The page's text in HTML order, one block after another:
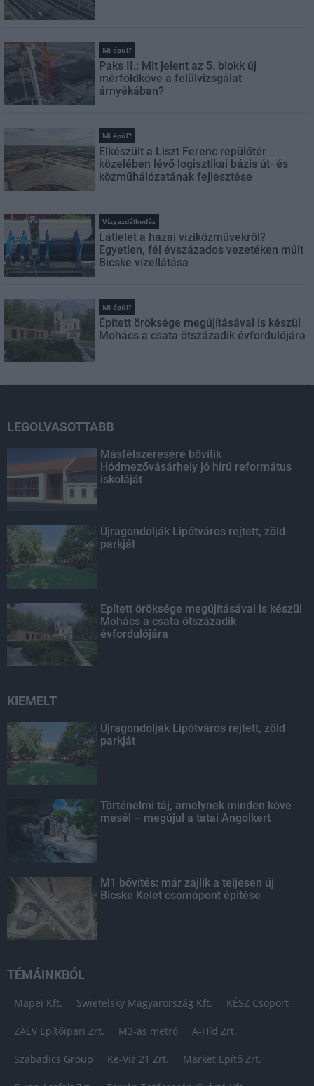
Mi épül?
Paks II.: Mit jelent az 5. blokk új
mérföldköve a felülvizsgálat
árnyékában?
Mi épül?
Elkészült a Liszt Ferenc repülőtér
közelében lévő logisztikai bázis út- és
közműhálózatának fejlesztése
Vízgazdálkodás
Látlelet a hazai víziközművekről?
Egyetlen, fél évszázados vezetéken múlt
Bicske vízellátása
Mi épül?
Épített öröksége megújításával is készül
Mohács a csata ötszázadik évfordulójára
LEGOLVASOTTABB
Másfélszeresére bővítik
Hódmezővásárhely jó hírű református
iskoláját
Újragondolják Lipótváros rejtett, zöld
parkját
Épített öröksége megújításával is készül
Mohács a csata ötszázadik
évfordulójára
KIEMELT
Újragondolják Lipótváros rejtett, zöld
parkját
Történelmi táj, amelynek minden köve
mesél – megújul a tatai Angolkert
M1 bővítés: már zajlik a teljesen új
Bicske Kelet csomópont építése
TÉMÁINKBÓL
Mapei Kft. Swietelsky Magyarország Kft. KÉSZ Csoport
ZÁÉV Építőipari Zrt. M3-as metró A-Híd Zrt.
Szabadics Group Ke-Víz 21 Zrt. Market Építő Zrt.